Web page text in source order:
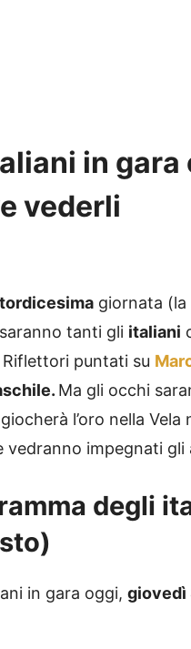
in gara
vederli
giornata
tanti gli italiani
Riflettori puntati su
Ma gli occhi
l’oro nella Vela
impegnati gli
degli
in gara oggi, giovedì